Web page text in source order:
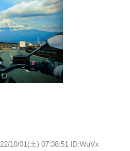
22/10/01(土) 07:38:51 ID:WuVx